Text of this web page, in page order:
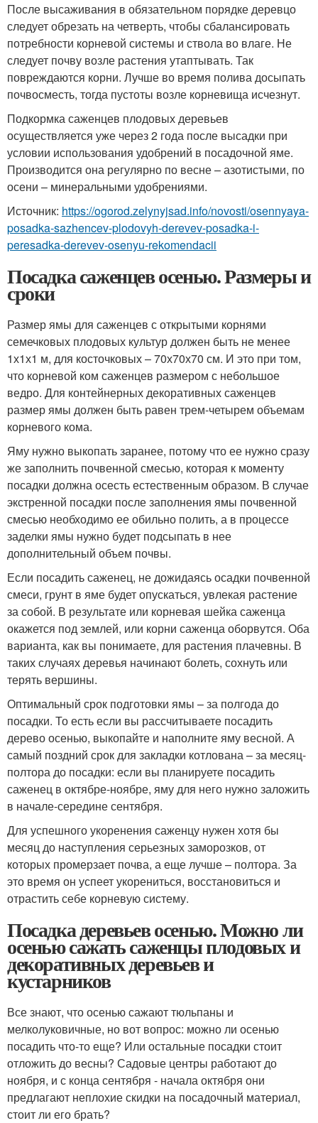
После высаживания в обязательном порядке деревцо
следует обрезать на четверть, чтобы сбалансировать
потребности корневой системы и ствола во влаге. Не
следует почву возле растения утаптывать. Так
повреждаются корни. Лучше во время полива досыпать
почвосместь, тогда пустоты возле корневища исчезнут.
Подкормка саженцев плодовых деревьев
осуществляется уже через 2 года после высадки при
условии использования удобрений в посадочной яме.
Производится она регулярно по весне – азотистыми, по
осени – минеральными удобрениями.
Источник: https://ogorod.zelynyjsad.info/novosti/osennyaya-
posadka-sazhencev-plodovyh-derevev-posadka-i-
peresadka-derevev-osenyu-rekomendacii
Посадка саженцев осенью. Размеры и
сроки
Размер ямы для саженцев с открытыми корнями
семечковых плодовых культур должен быть не менее
1х1х1 м, для косточковых – 70х70х70 см. И это при том,
что корневой ком саженцев размером с небольшое
ведро. Для контейнерных декоративных саженцев
размер ямы должен быть равен трем-четырем объемам
корневого кома.
Яму нужно выкопать заранее, потому что ее нужно сразу
же заполнить почвенной смесью, которая к моменту
посадки должна осесть естественным образом. В случае
экстренной посадки после заполнения ямы почвенной
смесью необходимо ее обильно полить, а в процессе
заделки ямы нужно будет подсыпать в нее
дополнительный объем почвы.
Если посадить саженец, не дожидаясь осадки почвенной
смеси, грунт в яме будет опускаться, увлекая растение
за собой. В результате или корневая шейка саженца
окажется под землей, или корни саженца оборвутся. Оба
варианта, как вы понимаете, для растения плачевны. В
таких случаях деревья начинают болеть, сохнуть или
терять вершины.
Оптимальный срок подготовки ямы – за полгода до
посадки. То есть если вы рассчитываете посадить
дерево осенью, выкопайте и наполните яму весной. А
самый поздний срок для закладки котлована – за месяц-
полтора до посадки: если вы планируете посадить
саженец в октябре-ноябре, яму для него нужно заложить
в начале-середине сентября.
Для успешного укоренения саженцу нужен хотя бы
месяц до наступления серьезных заморозков, от
которых промерзает почва, а еще лучше – полтора. За
это время он успеет укорениться, восстановиться и
отрастить себе корневую систему.
Посадка деревьев осенью. Можно ли
осенью сажать саженцы плодовых и
декоративных деревьев и
кустарников
Все знают, что осенью сажают тюльпаны и
мелколуковичные, но вот вопрос: можно ли осенью
посадить что-то еще? Или остальные посадки стоит
отложить до весны? Садовые центры работают до
ноября, и с конца сентября - начала октября они
предлагают неплохие скидки на посадочный материал,
стоит ли его брать?